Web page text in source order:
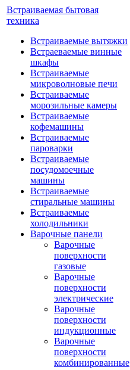
Встраиваемая бытовая
техника
Встраиваемые вытяжки
Встраеваемые винные
шкафы
Встраиваемые
микроволновые печи
Встраиваемые
морозильные камеры
Встраиваемые
кофемашины
Встраиваемые
пароварки
Встраиваемые
посудомоечные
машины
Встраиваемые
стиральные машины
Встраиваемые
холодильники
Варочные панели
Варочные
поверхности
газовые
Варочные
поверхности
электрические
Варочные
поверхности
индукционные
Варочные
поверхности
комбинированные